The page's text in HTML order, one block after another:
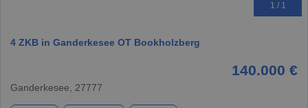
1 / 1
4 ZKB in Ganderkesee OT Bookholzberg
140.000 €
Ganderkesee, 27777